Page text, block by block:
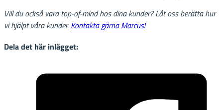
Vill du också vara top-of-mind hos dina kunder? Låt oss berätta hur
vi hjälpt våra kunder. Kontakta gärna Marcus!
Dela det här inlägget: